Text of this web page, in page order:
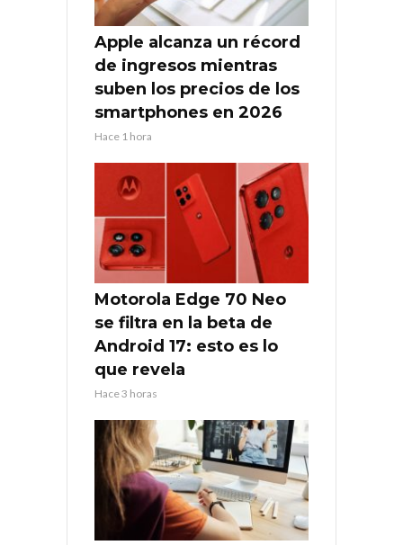
Apple alcanza un récord
de ingresos mientras
suben los precios de los
smartphones en 2026
Hace 1 hora
Motorola Edge 70 Neo
se filtra en la beta de
Android 17: esto es lo
que revela
Hace 3 horas